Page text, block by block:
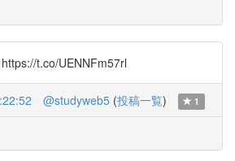
t.co/UENNFm57rl
@studyweb5 (投稿一覧) 1